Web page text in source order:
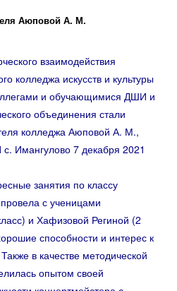
Аюповой А. М.
взаимодействия
колледжа искусств и культуры
и обучающимися ДШИ и
объединения стали
колледжа Аюповой А. М.,
Имангулово 7 декабря 2021
занятия по классу
с ученицами
и Хафизовой Региной (2
способности и интерес к
в качестве методической
опытом своей